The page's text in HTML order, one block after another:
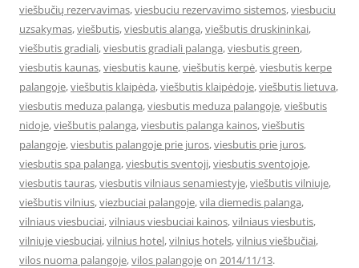
viešbučių rezervavimas,viesbuciu rezervavimo sistemos,viesbuciu
uzsakymas,viešbutis,viesbutis alanga,viešbutis druskininkai,
viešbutis gradiali,viesbutis gradiali palanga,viesbutis green,
viesbutis kaunas,viesbutis kaune,viešbutis kerpė,viesbutis kerpe
palangoje,viešbutis klaipėda,viešbutis klaipėdoje,viešbutis lietuva,
viesbutis meduza palanga,viesbutis meduza palangoje,viešbutis
nidoje,viešbutis palanga,viesbutis palanga kainos,viešbutis
palangoje,viesbutis palangoje prie juros,viesbutis prie juros,
viesbutis spa palanga,viesbutis sventoji,viesbutis sventojoje,
viesbutis tauras,viesbutis vilniaus senamiestyje,viešbutis vilniuje,
viešbutis vilnius,viezbuciai palangoje,vila diemedis palanga,
vilniaus viesbuciai,vilniaus viesbuciai kainos,vilniaus viesbutis,
vilniuje viesbuciai,vilnius hotel,vilnius hotels,vilnius viešbučiai,
vilos nuoma palangoje,vilos palangojeon 2014/11/13.